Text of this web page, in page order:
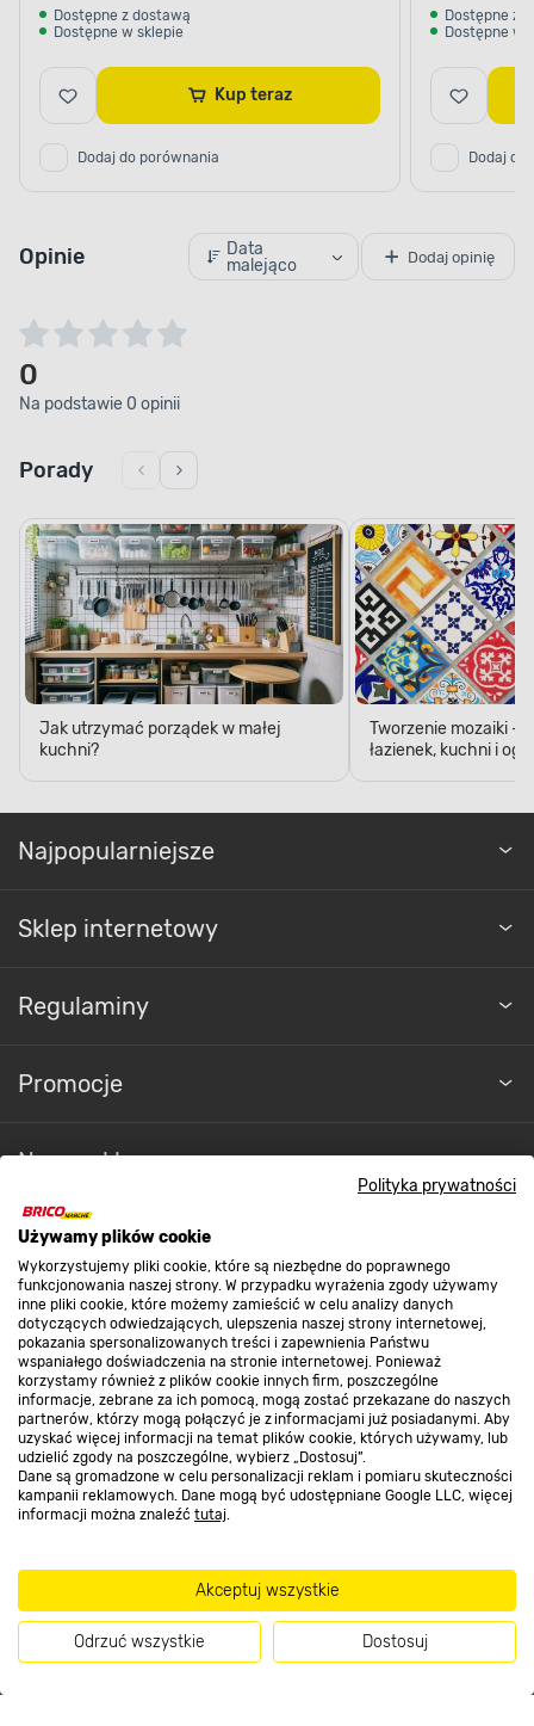
Polityka prywatności
Używamy plików cookie
Wykorzystujemy pliki cookie, które są niezbędne do poprawnego
funkcjonowania naszej strony. W przypadku wyrażenia zgody używamy
inne pliki cookie, które możemy zamieścić w celu analizy danych
dotyczących odwiedzających, ulepszenia naszej strony internetowej,
pokazania spersonalizowanych treści i zapewnienia Państwu
wspaniałego doświadczenia na stronie internetowej. Ponieważ
korzystamy również z plików cookie innych firm, poszczególne
informacje, zebrane za ich pomocą, mogą zostać przekazane do naszych
partnerów, którzy mogą połączyć je z informacjami już posiadanymi. Aby
uzyskać więcej informacji na temat plików cookie, których używamy, lub
udzielić zgody na poszczególne, wybierz „Dostosuj”.
Dane są gromadzone w celu personalizacji reklam i pomiaru skuteczności
kampanii reklamowych. Dane mogą być udostępniane Google LLC, więcej
informacji można znaleźć tutaj.
Akceptuj wszystkie
Odrzuć wszystkie Dostosuj
Dostępne z dostawą
Dostępne w sklepie
Kup teraz
Dodaj do porównania
Dostępne z
Dostępne w
Dodaj do
Opinie
Data
malejąco
Dodaj opinię
0
Na podstawie 0 opinii
Porady
Jak utrzymać porządek w małej
kuchni?
Tworzenie mozaiki -
łazienek, kuchni i
Najpopularniejsze
Sklep internetowy
Regulaminy
Promocje
Nasze sklepy
O nas
Kontakt do sklepu
Strefa biznesu
Dołącz do nas
Metody płatności